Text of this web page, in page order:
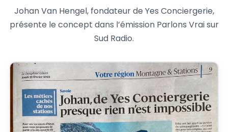
Johan Van Hengel, fondateur de Yes Conciergerie,
présente le concept dans l’émission Parlons Vrai sur
Sud Radio.